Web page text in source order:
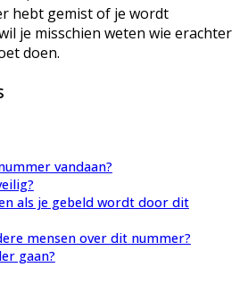
hebt gemist of je wordt
je misschien weten wie erachter
doen.
vandaan?
als je gebeld wordt door dit
mensen over dit nummer?
gaan?